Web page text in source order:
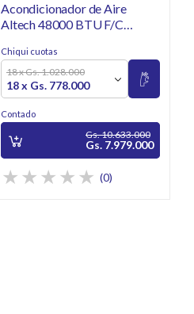
Acondicionador de Aire
Altech 48000 BTU F/C
Cassette
Chiqui cuotas
18 x Gs. 1.028.000
18 x Gs. 778.000
Contado
Gs. 10.633.000
Gs. 7.979.000
(0)